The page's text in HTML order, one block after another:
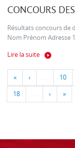
CONCOURS
Résultats concours de
Nom Prénom Adresse
Lire la suite
« ‹ … 10
18 … › »